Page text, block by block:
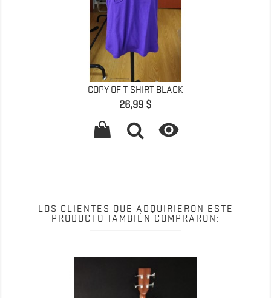
COPY OF T-SHIRT BLACK
Precio
26,99 $

LOS CLIENTES QUE ADQUIRIERON ESTE
PRODUCTO TAMBIÉN COMPRARON: